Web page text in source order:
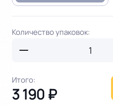
Количество упаковок:
Итого:
3 190 ₽